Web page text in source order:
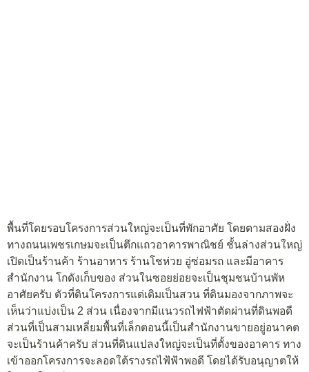
พื้นที่โดยรอบโครงการส่วนใหญ่จะเป็นที่พักอาศัย โดยตามสองฝั่ง
ทางถนนเพชรเกษมจะเป็นตึกแถวอาคารพาณิชย์ ชั้นล่างส่วนใหญ่
เปิดเป็นร้านค้า ร้านอาหาร ร้านโชห่วย อู่ซ่อมรถ และมีอาคาร
สำนักงาน โกดังเก็บของ ส่วนในซอยย่อยจะเป็นชุมชนบ้านพัห
อาศัยครับ ตัวที่ดินโครงการแต่เดิมเป็นสวน ที่ดินมองจากภาพจะ
เห็นว่าแบ่งเป็น 2 ส่วน เนื่องจากมีแนวรถไฟฟ้าตัดผ่านที่ดินพอดี
ส่วนที่เป็นสามเหลี่ยมพื้นที่เล็กตอนนี้เป็นสำนักงานขายอยู่อนาคต
จะเป็นร้านค้าครับ ส่วนที่ดินแปลงใหญ่จะเป็นที่ตั้งของอาคาร ทาง
เข้าออกโครงการจะลอดใต้รางรถไฟ้ฟ้าพอดี โดยได้รับอนุญาตให้